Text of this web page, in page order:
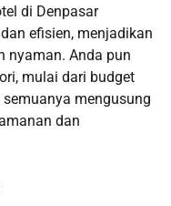
di Denpasar
efisien, menjadikan
nyaman. Anda pun
mulai dari budget
mengusung
dan